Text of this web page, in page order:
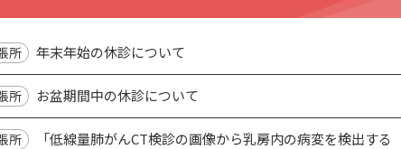
所 年末年始の休診について
所 お盆期間中の休診について
所
「低線量肺がんCT検診の画像から乳房内の病変を検出する